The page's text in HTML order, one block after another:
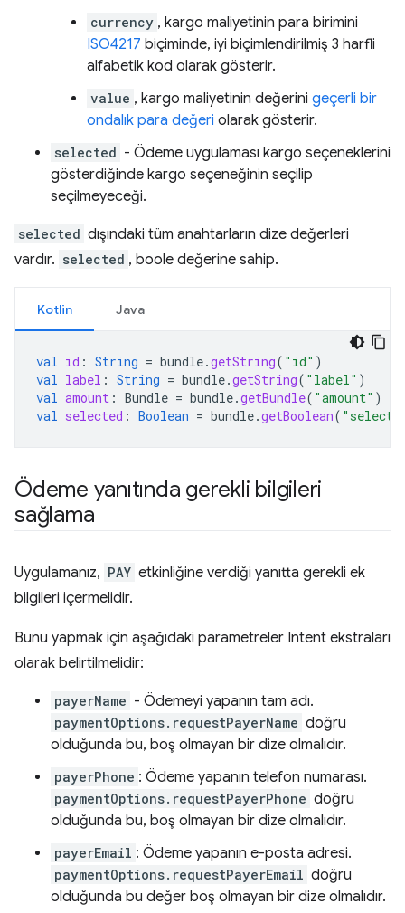
currency , kargo maliyetinin para birimini
ISO4217 biçiminde, iyi biçimlendirilmiş 3 harfli
alfabetik kod olarak gösterir.
value , kargo maliyetinin değerini geçerli bir
ondalık para değeri olarak gösterir.
selected - Ödeme uygulaması kargo seçeneklerini
gösterdiğinde kargo seçeneğinin seçilip
seçilmeyeceği.
selected dışındaki tüm anahtarların dize değerleri
vardır. selected , boole değerine sahip.
Kotlin Java
val id : String = bundle.getString( "id" )
val label : String = bundle.getString( "label" )
val amount : Bundle = bundle.getBundle( "amount" )
val selected : Boolean = bundle.getBoolean(
Ödeme yanıtında gerekli bilgileri
sağlama
Uygulamanız, PAY etkinliğine verdiği yanıtta gerekli ek
bilgileri içermelidir.
Bunu yapmak için aşağıdaki parametreler Intent ekstraları
olarak belirtilmelidir:
payerName - Ödemeyi yapanın tam adı.
paymentOptions.requestPayerName doğru
olduğunda bu, boş olmayan bir dize olmalıdır.
payerPhone : Ödeme yapanın telefon numarası.
paymentOptions.requestPayerPhone doğru
olduğunda bu, boş olmayan bir dize olmalıdır.
payerEmail : Ödeme yapanın e-posta adresi.
paymentOptions.requestPayerEmail doğru
olduğunda bu değer boş olmayan bir dize olmalıdır.